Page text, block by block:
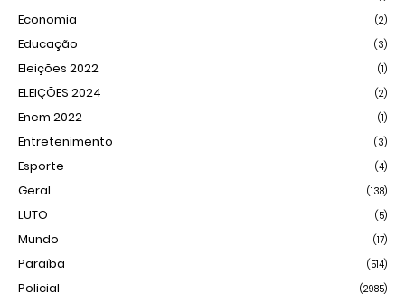
Economia (2)
Educação (3)
Eleições 2022 (1)
ELEIÇÕES 2024 (2)
Enem 2022 (1)
Entretenimento (3)
Esporte (4)
Geral (138)
LUTO (5)
Mundo (17)
Paraíba (514)
Policial (2985)